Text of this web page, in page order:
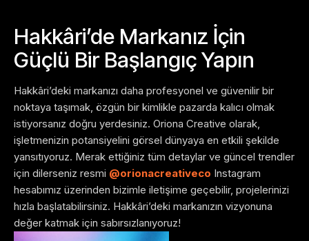
Hakkâri’de Markanız İçin
Güçlü Bir Başlangıç Yapın
Hakkâri’deki markanızı daha profesyonel ve güvenilir bir
noktaya taşımak, özgün bir kimlikle pazarda kalıcı olmak
istiyorsanız doğru yerdesiniz. Oriona Creative olarak,
işletmenizin potansiyelini görsel dünyaya en etkili şekilde
yansıtıyoruz. Merak ettiğiniz tüm detaylar ve güncel trendler
için dilerseniz resmi @orionacreativeco Instagram
hesabımız üzerinden bizimle iletişime geçebilir, projelerinizi
hızla başlatabilirsiniz. Hakkâri’deki markanızın vizyonuna
değer katmak için sabırsızlanıyoruz!